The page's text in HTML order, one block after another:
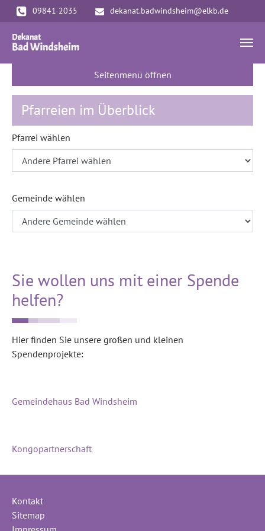
Zum Hauptinhalt springen
09841 2035 dekanat.badwindsheim@elkb.de
Seitenmenü öffnen
Pfarreien im Überblick
Pfarrei wählen
Gemeinde wählen
Sie wollen uns mit einer Spende
helfen?
Hier finden Sie unsere großen und kleinen
Spendenprojekte:
Gemeindehaus Bad Windsheim
Kongopartnerschaft
Kontakt
Sitemap